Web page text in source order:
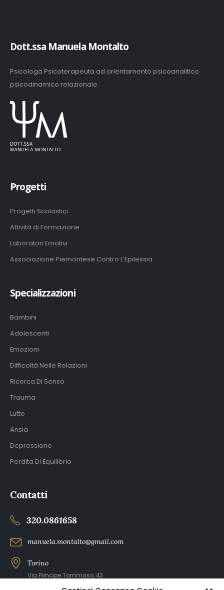
Dott.ssa Manuela Montalto
Psicologa Psicoterapeuta ad orientamento psicoanalitico
psicodinamico relazionale.
Progetti
Progetti Scolastici
Attività di Formazione
Laboratori Emotivi
Associazione Piemontese Contro L’Epilessia
Specializzazioni
Bambini
Adolescenti
Emozioni
Difficoltà Nelle Relazioni
Ricerca Di Senso
Trauma
Lutto
Ansia
Depressione
Perdita Di Equilibrio
Contatti
320.0861658
manuela.montalto@gmail.com
Torino
Via Principe Tommaso, 42